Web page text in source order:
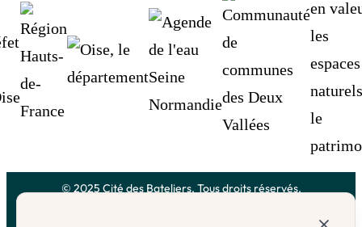
© 2025 Cité des Bateliers. Tous droits réservés.